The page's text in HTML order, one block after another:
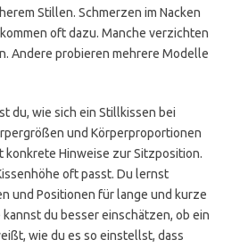
Stillen. Schmerzen im Nacken
oft dazu. Manche verzichten
Andere probieren mehrere Modelle
du, wie sich ein Stillkissen bei
und Körperproportionen
konkrete Hinweise zur Sitzposition.
oft passt. Du lernst
und Positionen für lange und kurze
kannst du besser einschätzen, ob ein
wie du es so einstellst, dass